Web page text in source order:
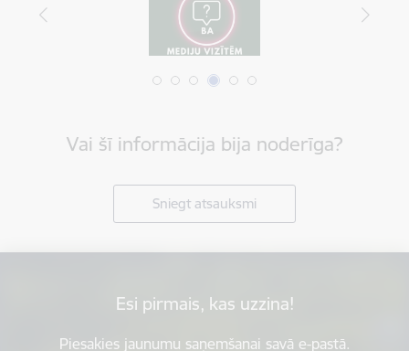
Vai šī informācija bija noderīga?
Sniegt atsauksmi
Esi pirmais, kas uzzina!
Piesakies jaunumu saņemšanai savā e-pastā.